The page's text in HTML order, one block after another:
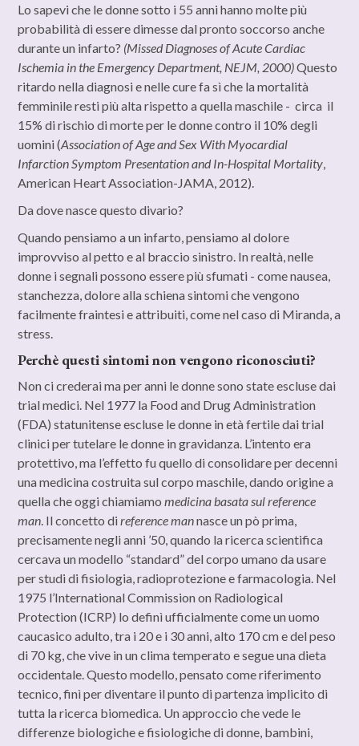
Lo sapevi che le donne sotto i 55 anni hanno molte più
probabilità di essere dimesse dal pronto soccorso anche
durante un infarto? (Missed Diagnoses of Acute Cardiac
Ischemia in the Emergency Department, NEJM, 2000)Questo
ritardo nella diagnosi e nelle cure fa sì che la mortalità
femminile resti più alta rispetto a quella maschile - circa il
15% di rischio di morte per le donne contro il 10% degli
uomini (Association of Age and Sex With Myocardial
Infarction Symptom Presentation and In-Hospital Mortality
American Heart Association-JAMA, 2012).
Da dove nasce questo divario?
Quando pensiamo a un infarto, pensiamo al dolore
improvviso al petto e al braccio sinistro. In realtà, nelle
donne i segnali possono essere più sfumati - come nausea,
stanchezza, dolore alla schiena sintomi che vengono
facilmente fraintesi e attribuiti, come nel caso di Miranda, a
stress.
Perchè questi sintomi non vengono riconosciuti?
Non ci crederai ma per anni le donne sono state escluse dai
trial medici. Nel 1977 la Food and Drug Administration
(FDA) statunitense escluse le donne in età fertile dai trial
clinici per tutelare le donne in gravidanza. L’intento era
protettivo, ma l’effetto fu quello di consolidare per decenni
una medicina costruita sul corpo maschile, dando origine a
quella che oggi chiamiamo medicina basata sul reference
man . Il concetto di reference mannasce un pò prima,
precisamente negli anni ’50, quando la ricerca scientifica
cercava un modello “standard” del corpo umano da usare
per studi di fisiologia, radioprotezione e farmacologia. Nel
1975 l’International Commission on Radiological
Protection (ICRP) lo definì ufficialmente come un uomo
caucasico adulto, tra i 20 e i 30 anni, alto 170 cm e del peso
di 70 kg, che vive in un clima temperato e segue una dieta
occidentale. Questo modello, pensato come riferimento
tecnico, finì per diventare il punto di partenza implicito di
tutta la ricerca biomedica. Un approccio che vede le
differenze biologiche e fisiologiche di donne, bambini,